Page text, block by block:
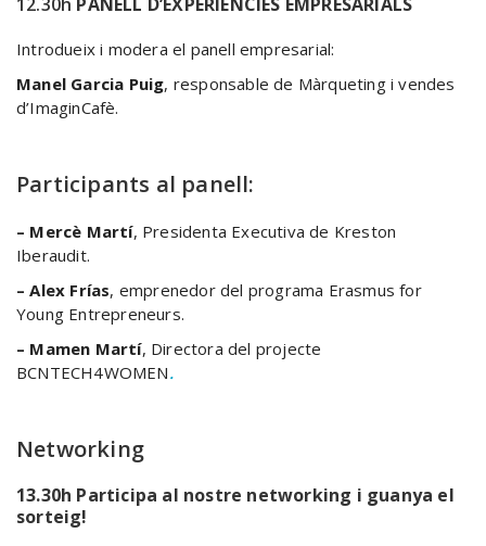
Introdueix i modera el panell empresarial:
Manel Garcia Puig, responsable de Màrqueting i vendes
d’ImaginCafè.
Participants al panell:
– Mercè Martí, Presidenta Executiva de Kreston
Iberaudit.
– Alex Frías, emprenedor del programa Erasmus for
Young Entrepreneurs.
– Mamen Martí, Directora del projecte
BCNTECH4WOMEN.
Networking
13.30h Participa al nostre networking i guanya el
sorteig!